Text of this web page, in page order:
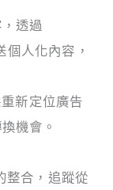
透過
人化內容，
新定位廣告
機會。
合，追蹤從